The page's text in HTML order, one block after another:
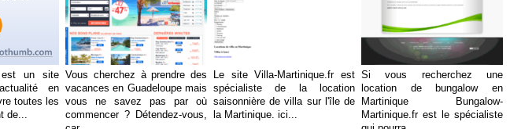
est un site
en
toutes les
de...
Vous cherchez à prendre des
vacances en Guadeloupe mais
vous ne savez pas par où
commencer ? Détendez-vous,
Le site Villa-Martinique.fr est
spécialiste de la location
saisonnière de villa sur l'île de
la Martinique. ici...
Si vous recherchez une
location de bungalow en
Martinique Bungalow-
Martinique.fr est le spécialiste